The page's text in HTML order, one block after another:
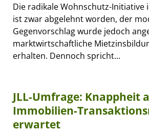
Die radikale Wohnschutz-Initiative
ist zwar abgelehnt worden, der
Gegenvorschlag wurde jedoch
marktwirtschaftliche
erhalten. Dennoch spricht...
JLL-Umfrage: Knappheit
Immobilien-
erwartet